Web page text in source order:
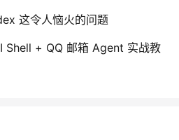
这令人恼火的问题
Shell + QQ 邮箱 Agent 实战教